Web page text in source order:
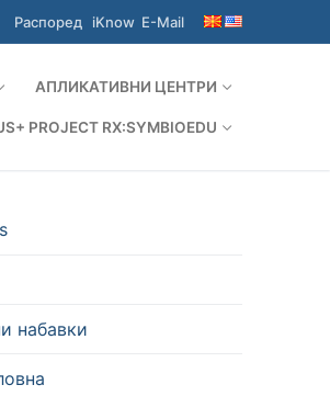
Распоред iKnow E-Mail
АПЛИКАТИВНИ ЦЕНТРИ
PROJECT RX:SYMBIOEDU
набавки